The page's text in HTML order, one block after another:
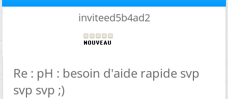
inviteed5b4ad2
Re : pH : besoin d'aide rapide svp
svp svp ;)